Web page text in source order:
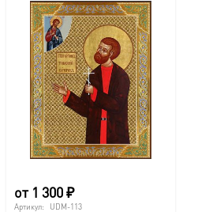
от 1 300₽
Артикул: UDM-113